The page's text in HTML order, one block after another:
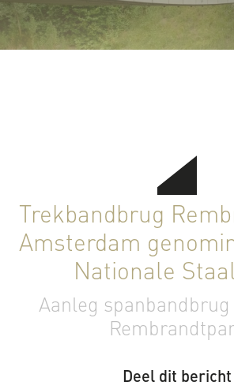
Trekbandbrug
Amsterdam
Nationale
Aanleg
Deel dit bericht